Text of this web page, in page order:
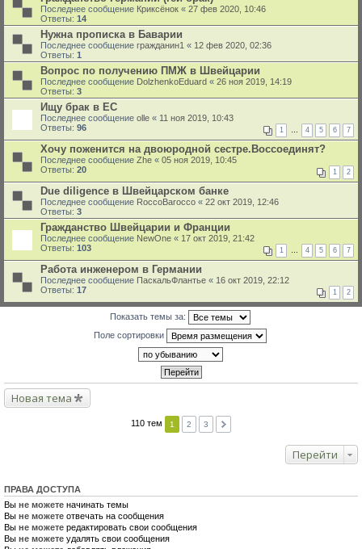
Последнее сообщение Криксёнок « 27 фев 2020, 10:46
Ответы: 14
Нужна прописка в Баварии
Последнее сообщение гражданин1 « 12 фев 2020, 02:36
Ответы: 1
Вопрос по получению ПМЖ в Швейцарии
Последнее сообщение DolzhenkoEduard « 26 ноя 2019, 14:19
Ответы: 3
Ищу брак в ЕС
Последнее сообщение olle « 11 ноя 2019, 10:43
Ответы: 96 1 … 4 5 6 7
Хочу поженится на двоюродной сестре.Воссоединят?
Последнее сообщение Zhe « 05 ноя 2019, 10:45
Ответы: 20 1 2
Due diligence в Швейцарском банке
Последнее сообщение RoccoBarocco « 22 окт 2019, 12:46
Ответы: 3
Гражданство Швейцарии и Франции
Последнее сообщение NewOne « 17 окт 2019, 21:42
Ответы: 103 1 … 4 5 6 7
Работа инженером в Германии
Последнее сообщение ПаскальФлантье « 16 окт 2019, 22:12
Ответы: 17 1 2
Показать темы за:
Поле сортировки
Новая тема
110 тем 1 2 3
Перейти
ПРАВА ДОСТУПА
Вы не можете начинать темы
Вы не можете отвечать на сообщения
Вы не можете редактировать свои сообщения
Вы не можете удалять свои сообщения